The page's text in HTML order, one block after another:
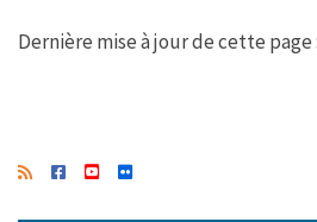
Dernière mise à jour de cette page